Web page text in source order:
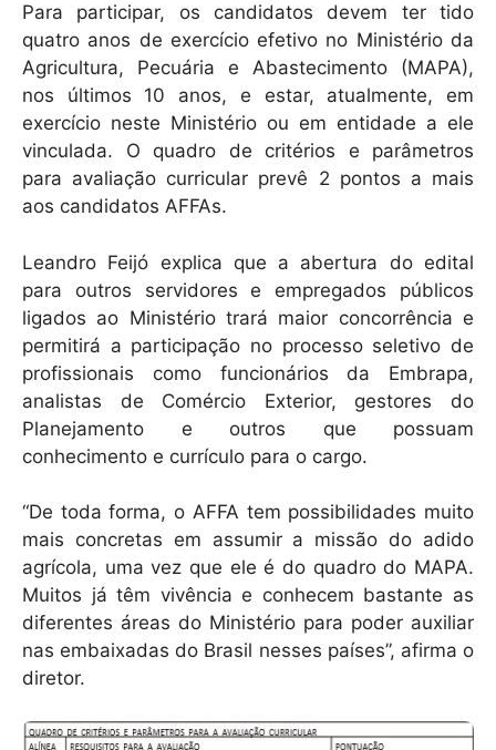
Para participar, os candidatos devem ter tido
quatro anos de exercício efetivo no Ministério da
Agricultura, Pecuária e Abastecimento (MAPA),
nos últimos 10 anos, e estar, atualmente, em
exercício neste Ministério ou em entidade a ele
vinculada. O quadro de critérios e parâmetros
para avaliação curricular prevê 2 pontos a mais
aos candidatos AFFAs.
Leandro Feijó explica que a abertura do edital
para outros servidores e empregados públicos
ligados ao Ministério trará maior concorrência e
permitirá a participação no processo seletivo de
profissionais como funcionários da Embrapa,
analistas de Comércio Exterior, gestores do
Planejamento e outros que possuam
conhecimento e currículo para o cargo.
“De toda forma, o AFFA tem possibilidades muito
mais concretas em assumir a missão do adido
agrícola, uma vez que ele é do quadro do MAPA.
Muitos já têm vivência e conhecem bastante as
diferentes áreas do Ministério para poder auxiliar
nas embaixadas do Brasil nesses países”, afirma o
diretor.